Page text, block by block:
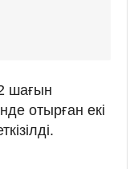
шағын
отырған екі